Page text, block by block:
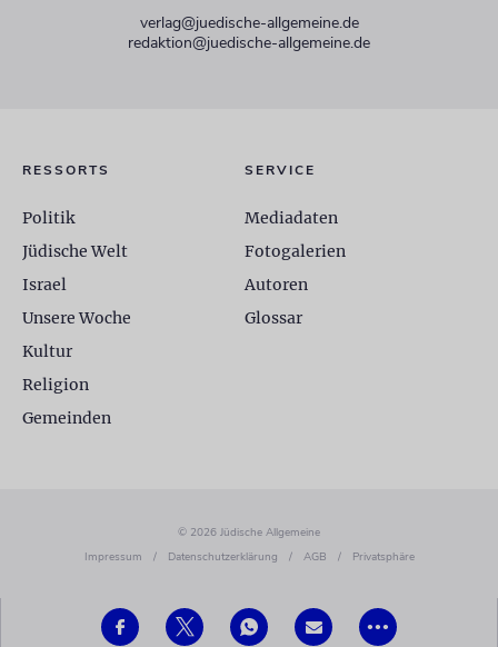
•••
verlag@juedische-allgemeine.de
redaktion@juedische-allgemeine.de
RESSORTS
Politik
Jüdische Welt
Israel
Unsere Woche
Kultur
Religion
Gemeinden
SERVICE
Mediadaten
Fotogalerien
Autoren
Glossar
© 2026 Jüdische Allgemeine
Impressum
/ Datenschutzerklärung / AGB / Privatsphäre